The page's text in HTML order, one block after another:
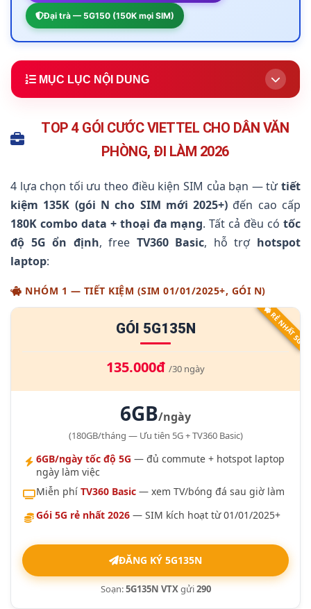
Đại trà — 5G150 (150K mọi SIM)
MỤC LỤC NỘI DUNG
(Khuyên dùng)
Mẹo Chọn Gói Theo Năm Kích Hoạt SIM
Chi Tiết Gói BEST — 5G180B Combo Văn Phòng
5. So Sánh 6 Gói Cho Dân Văn Phòng
Vì Sao Dân Văn Phòng Nên Chọn Gói 5G?
Gói 3-6-12 Tháng — Đỡ Phải Gia Hạn Mỗi Tháng
TOP 4 GÓI CƯỚC VIETTEL CHO DÂN VĂN
PHÒNG, ĐI LÀM 2026
4 lựa chọn tối ưu theo điều kiện SIM của bạn — từtiết
kiệm 135K (gói N cho SIM mới 2025+) đến cao cấp
180K combo data + thoại đa mạng. Tất cả đều cótốc
độ 5G ổn định, free TV360 Basic, hỗ trợ hotspot
laptop:
NHÓM 1 — TIẾT KIỆM (SIM 01/01/2025+, GÓI N)
RẺ NHẤT 5G
GÓI 5G135N
135.000đ /30 ngày
6GB/ngày
(180GB/tháng — Ưu tiên 5G + TV360 Basic)
6GB/ngày tốc độ 5G — đủ commute + hotspot laptop
ngày làm việc
Miễn phí TV360 Basic — xem TV/bóng đá sau giờ làm
Gói 5G rẻ nhất 2026 — SIM kích hoạt từ 01/01/2025+
ĐĂNG KÝ 5G135N
Soạn:5G135N VTXgửi290